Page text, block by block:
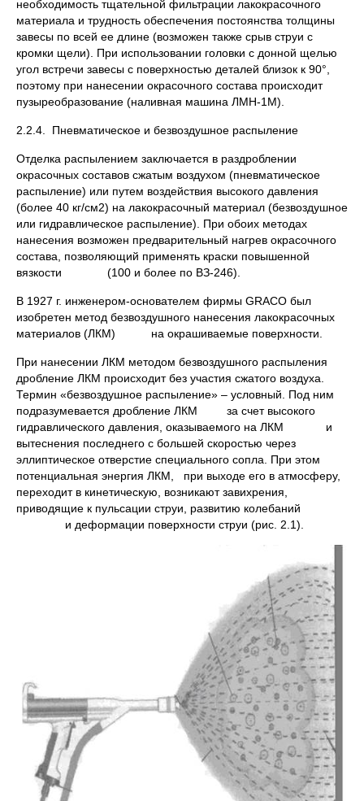
необходимость тщательной фильтрации лакокрасочного
материала и трудность обеспечения постоянства толщины
завесы по всей ее длине (возможен также срыв струи с
кромки щели). При использовании головки с донной щелью
угол встречи завесы с поверхностью деталей близок к 90°,
поэтому при нанесении окрасочного состава происходит
пузыреобразование (наливная машина ЛМН-1М).
2.2.4. Пневматическое и безвоздушное распыление
Отделка распылением заключается в раздроблении
окрасочных составов сжатым воздухом (пневматическое
распыление) или путем воздействия высокого давления
(более 40 кг/см2) на лакокрасочный материал (безвоздушное
или гидравлическое распыление). При обоих методах
нанесения возможен предварительный нагрев окрасочного
состава, позволяющий применять краски повышенной
вязкости (100 и более по ВЗ-246).
В 1927 г. инженером-основателем фирмы GRACO был
изобретен метод безвоздушного нанесения лакокрасочных
материалов (ЛКМ) на окрашиваемые поверхности.
При нанесении ЛКМ методом безвоздушного распыления
дробление ЛКМ происходит без участия сжатого воздуха.
Термин «безвоздушное распыление» – условный. Под ним
подразумевается дробление ЛКМ за счет высокого
гидравлического давления, оказываемого на ЛКМ и
вытеснения последнего с большей скоростью через
эллиптическое отверстие специального сопла. При этом
потенциальная энергия ЛКМ, при выходе его в атмосферу,
переходит в кинетическую, возникают завихрения,
приводящие к пульсации струи, развитию колебаний
и деформации поверхности струи (рис. 2.1).